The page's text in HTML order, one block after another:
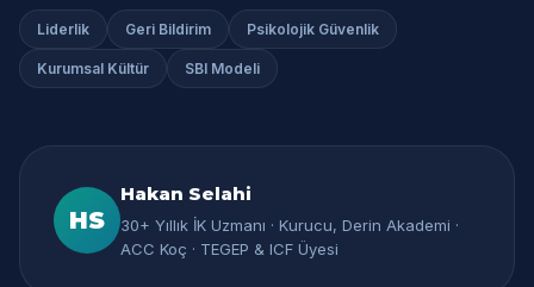
Liderlik Geri Bildirim Psikolojik Güvenlik
Kurumsal Kültür SBI Modeli
HS
Hakan Selahi
30+ Yıllık İK Uzmanı · Kurucu, Derin Akademi ·
ACC Koç · TEGEP & ICF Üyesi